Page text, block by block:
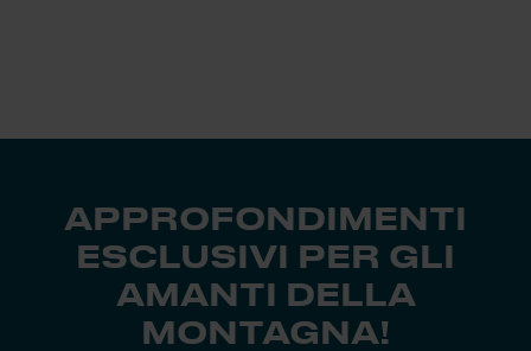
APPROFONDIMENTI
ESCLUSIVI PER GLI
AMANTI DELLA
MONTAGNA!